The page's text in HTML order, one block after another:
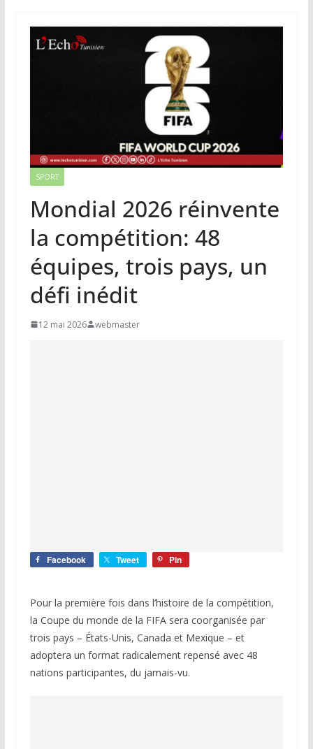
SPORT
Mondial 2026 réinvente
la compétition: 48
équipes, trois pays, un
défi inédit
12 mai 2026 webmaster
Facebook Tweet Pin
Pour la première fois dans l’histoire de la compétition,
la Coupe du monde de la FIFA sera coorganisée par
trois pays – États-Unis, Canada et Mexique – et
adoptera un format radicalement repensé avec 48
nations participantes, du jamais-vu.